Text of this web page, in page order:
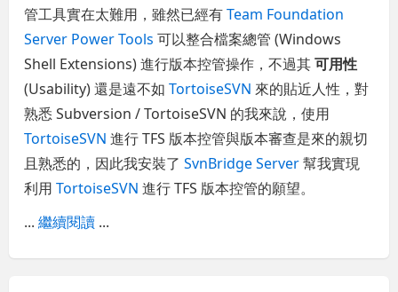
管工具實在太難用，雖然已經有Team Foundation
Server Power Tools 可以整合檔案總管 (Windows
Shell Extensions) 進行版本控管操作，不過其可用性
(Usability) 還是遠不如TortoiseSVN 來的貼近人性，對
熟悉 Subversion / TortoiseSVN 的我來說，使用
TortoiseSVN 進行 TFS 版本控管與版本審查是來的親切
且熟悉的，因此我安裝了SvnBridge Server幫我實現
利用TortoiseSVN 進行 TFS 版本控管的願望。
...繼續閱讀 ...